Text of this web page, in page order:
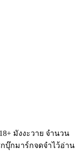
มังงะวาย จำนวน
บุ๊กมาร์กจดจำไว้อ่าน